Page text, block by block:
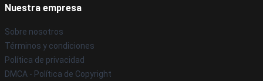
Nuestra empresa
Sobre nosotros
Términos y condiciones
Política de privacidad
DMCA - Política de Copyright